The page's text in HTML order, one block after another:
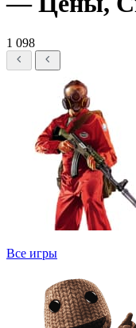
1 098
Все игры